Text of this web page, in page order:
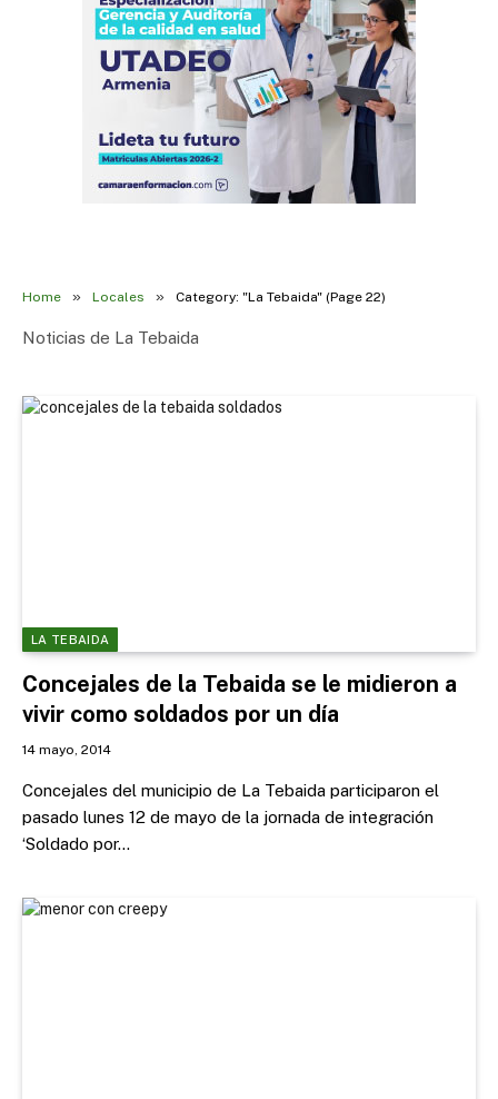
Home » Locales » Category: "La Tebaida" (Page 22)
Noticias de La Tebaida
LA TEBAIDA
Concejales de la Tebaida se le midieron a
vivir como soldados por un día
14 mayo, 2014
Concejales del municipio de La Tebaida participaron el
pasado lunes 12 de mayo de la jornada de integración
‘Soldado por…